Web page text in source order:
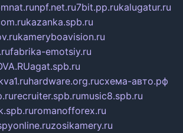
npf.net.ru7bit.pp.rukalugatur.ru
kazanka.spb.ru
kameryboavision.ru
fabrika-emotsiy.ru
agat.spb.ru
hardware.org.ruсхема-авто.рф
recruiter.spb.rumusic8.spb.ru
romanofforex.ru
zosikamery.ru